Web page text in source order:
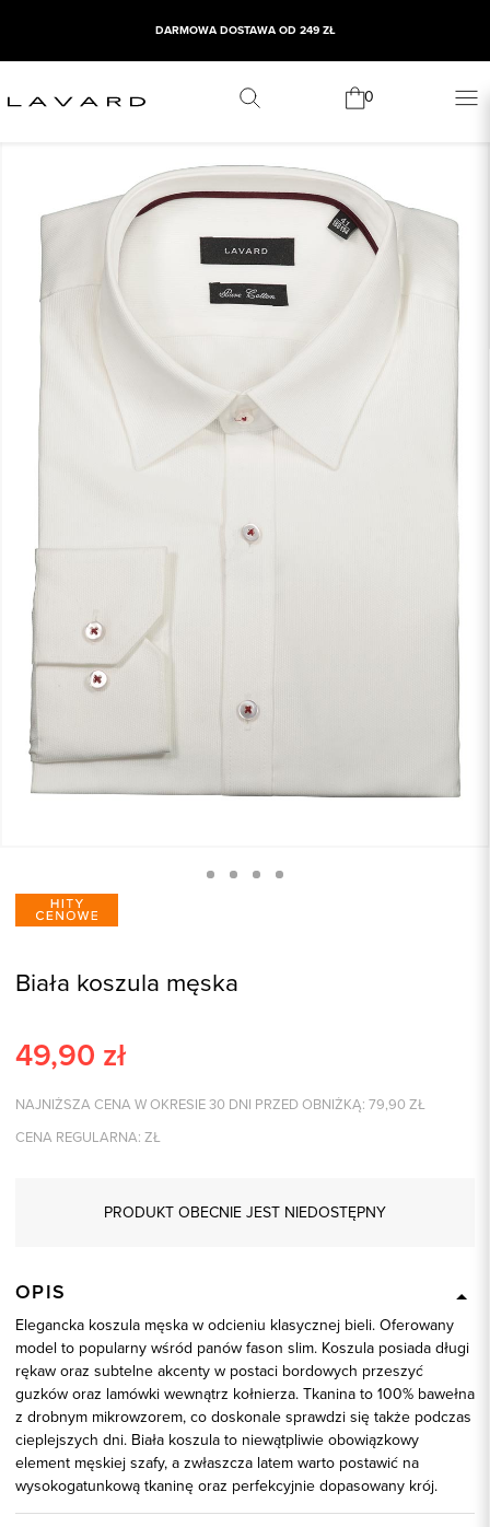
WYPRZEDAŻ SEZONOWA
DARMOWA DOSTAWA OD 249 ZŁ
0
Biała koszula męska
49,90 zł
NAJNIŻSZA CENA W OKRESIE 30 DNI PRZED OBNIŻKĄ: 79,90 ZŁ
CENA REGULARNA: ZŁ
PRODUKT OBECNIE JEST NIEDOSTĘPNY
OPIS
Elegancka koszula męska w odcieniu klasycznej bieli. Oferowany
model to popularny wśród panów fason slim. Koszula posiada długi
rękaw oraz subtelne akcenty w postaci bordowych przeszyć
guzków oraz lamówki wewnątrz kołnierza. Tkanina to 100% bawełna
z drobnym mikrowzorem, co doskonale sprawdzi się także podczas
cieplejszych dni. Biała koszula to niewątpliwie obowiązkowy
element męskiej szafy, a zwłaszcza latem warto postawić na
wysokogatunkową tkaninę oraz perfekcyjnie dopasowany krój.